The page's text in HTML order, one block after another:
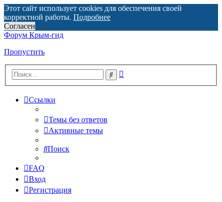
Этот сайт использует cookies для обеспечения своей
корректной работы. Подробнее
Согласен
Форум Крым-гид
Пропустить
Поиск
Ссылки
Темы без ответов
Активные темы
Поиск
FAQ
Вход
Регистрация